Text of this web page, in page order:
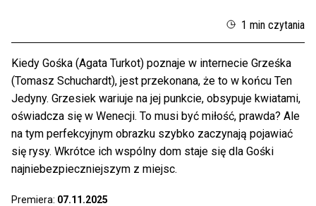
1 min czytania
Kiedy Gośka (Agata Turkot) poznaje w internecie Grześka
(Tomasz Schuchardt), jest przekonana, że to w końcu Ten
Jedyny. Grzesiek wariuje na jej punkcie, obsypuje kwiatami,
oświadcza się w Wenecji. To musi być miłość, prawda? Ale
na tym perfekcyjnym obrazku szybko zaczynają pojawiać
się rysy. Wkrótce ich wspólny dom staje się dla Gośki
najniebezpieczniejszym z miejsc.
Premiera: 07.11.2025